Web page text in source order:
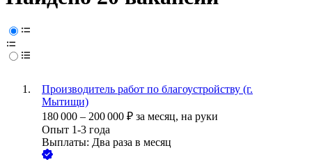
Производитель работ по благоустройству (г.
Мытищи)
180 000 – 200 000 ₽ за месяц, на руки
Опыт 1-3 года
Выплаты: Два раза в месяц